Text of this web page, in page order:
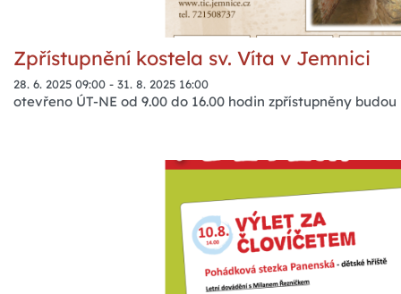
28. 6. 2025 09:00 - 31. 8. 2025 16:00
Zpřístupnění kostela sv. Víta v Jemnici
otevřeno ÚT-NE od 9.00 do 16.00 hodin zpřístupněny